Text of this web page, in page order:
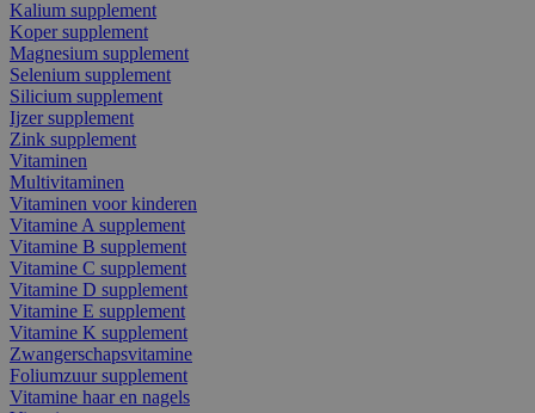
Kalium supplement
Koper supplement
Magnesium supplement
Selenium supplement
Silicium supplement
Ijzer supplement
Zink supplement
Vitaminen
Multivitaminen
Vitaminen voor kinderen
Vitamine A supplement
Vitamine B supplement
Vitamine C supplement
Vitamine D supplement
Vitamine E supplement
Vitamine K supplement
Zwangerschapsvitamine
Foliumzuur supplement
Vitamine haar en nagels